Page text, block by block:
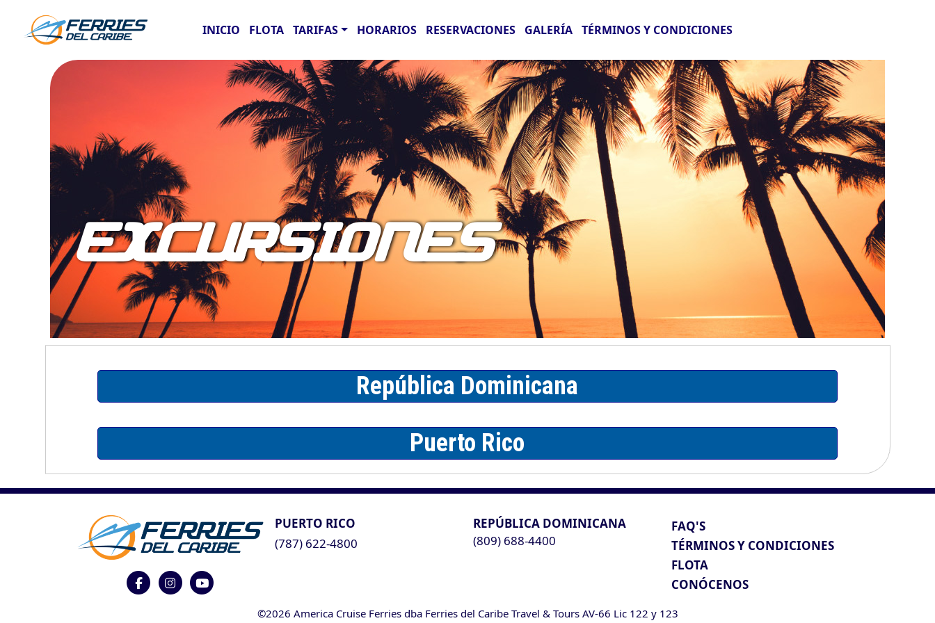
INICIO FLOTA TARIFAS HORARIOS RESERVACIONES GALERÍA TÉRMINOS Y CONDICIONES
EXCURSIONES
PUERTO RICO
(787) 622-4800
REPÚBLICA DOMINICANA
(809) 688-4400
FAQ'S
TÉRMINOS Y CONDICIONES
FLOTA
CONÓCENOS
©2026 America Cruise Ferries dba Ferries del Caribe Travel & Tours AV-66 Lic 122 y 123